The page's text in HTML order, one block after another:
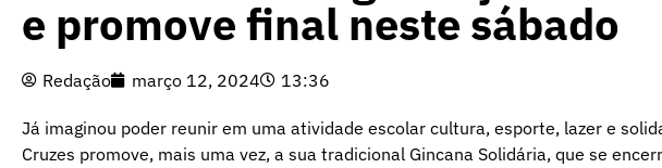
e promove final neste sábado
Redação março 12, 2024 13:36
Já imaginou poder reunir em uma atividade escolar cultura, esporte, lazer e
Cruzes promove, mais uma vez, a sua tradicional Gincana Solidária, que se